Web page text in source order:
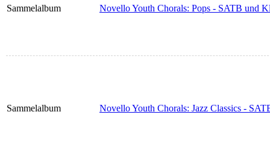
Sammelalbum Novello Youth Chorals: Pops - SATB und
Sammelalbum Novello Youth Chorals: Jazz Classics -